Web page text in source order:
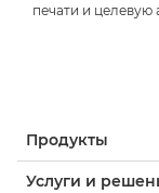
печати и целевую
Продукты
Услуги и